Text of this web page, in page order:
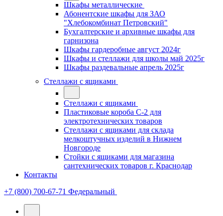
Шкафы металлические
Абонентские шкафы для ЗАО
"Хлебокомбинат Петровский"
Бухгалтерские и архивные шкафы для
гарнизона
Шкафы гардеробные август 2024г
Шкафы и стеллажи для школы май 2025г
Шкафы раздевальные апрель 2025г
Стеллажи с ящиками
Стеллажи с ящиками
Пластиковые короба С-2 для
электротехнических товаров
Стеллажи с ящиками для склада
мелкоштучных изделий в Нижнем
Новгороде
Стойки с ящиками для магазина
сантехнических товаров г. Краснодар
Контакты
+7 (800) 700-67-71 Федеральный